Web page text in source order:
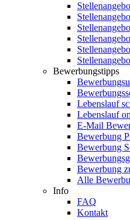
Bewerbungstipps
Lebenslauf
Lebenslauf
E-Mail
Bewerbung
Bewerbung
Bewerbung
Alle
Info
FAQ
Kontakt